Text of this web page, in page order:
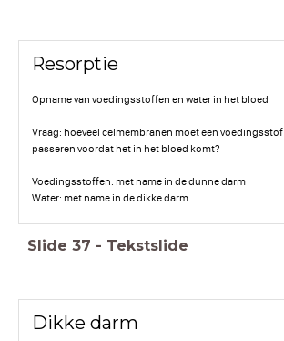
Resorptie
Opname van voedingsstoffen en water in het bloed
Vraag: hoeveel celmembranen moet een voedingsstof
passeren voordat het in het bloed komt?
Voedingsstoffen: met name in de dunne darm
Water: met name in de dikke darm
Slide 37 - Tekstslide
Dikke darm